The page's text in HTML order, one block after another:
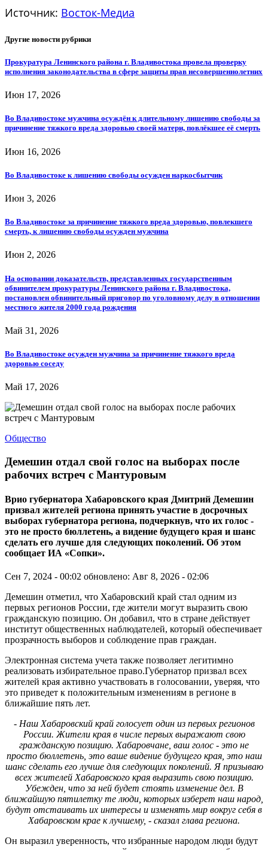
Источник: Восток-Медиа
Другие новости рубрики
Прокуратура Ленинского района г. Владивостока провела проверку
исполнения законодательства в сфере защиты прав несовершеннолетних
Июн 17, 2026
Во Владивостоке мужчина осуждён к длительному лишению свободы за
причинение тяжкого вреда здоровью своей матери, повлёкшее её смерть
Июн 16, 2026
Во Владивостоке к лишению свободы осужден наркосбытчик
Июн 3, 2026
Во Владивостоке за причинение тяжкого вреда здоровью, повлекшего
смерть, к лишению свободы осужден мужчина
Июн 2, 2026
На основании доказательств, представленных государственным
обвинителем прокуратуры Ленинского района г. Владивостока,
постановлен обвинительный приговор по уголовному делу в отношении
местного жителя 2000 года рождения
Май 31, 2026
Во Владивостоке осужден мужчина за причинение тяжкого вреда
здоровью соседу
Май 17, 2026
Общество
Демешин отдал свой голос на выборах после
рабочих встреч с Мантуровым
Врио губернатора Хабаровского края Дмитрий Демешин
призвал жителей региона принять участие в досрочных
выборах губернатора региона, подчеркнув, что их голос -
это не просто бюллетень, а видение будущего края и шанс
сделать его лучше для следующих поколений. Об этом
сообщает ИА «Сопки».
Сен 7, 2024 - 00:02 обновлено: Авг 8, 2026 - 02:06
Демешин отметил, что Хабаровский край стал одним из
первых регионов России, где жители могут выразить свою
гражданскую позицию. Он добавил, что в стране действует
институт общественных наблюдателей, который обеспечивает
прозрачность выборов и соблюдение прав граждан.
Электронная система учета также позволяет легитимно
реализовать избирательное право.Губернатор призвал всех
жителей края активно участвовать в голосовании, уверяя, что
это приведет к положительным изменениям в регионе в
ближайшие пять лет.
- Наш Хабаровский край голосует один из первых регионов
России. Жители края в числе первых выражают свою
гражданскую позицию. Хабаровчане, ваш голос - это не
просто бюллетень, это ваше видение будущего края, это наш
шанс сделать его лучше для следующих поколений. Я призываю
всех жителей Хабаровского края выразить свою позицию.
Убежден, что за ней будет стоять изменение дел. В
ближайшую пятилетку те люди, которых изберет наш народ,
будут отстаивать их интересы и изменять мир вокруг себя в
Хабаровском крае к лучшему, - сказал глава региона.
Он выразил уверенность, что избранные народом люди будут